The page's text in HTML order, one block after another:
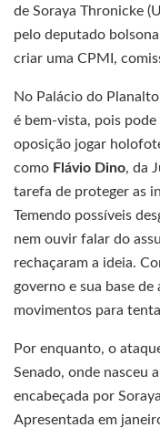
de Soraya Thronicke
pelo deputado
criar uma CPMI,
No Palácio do
é bem-vista, pois
oposição jogar
como Flávio Dino, da
tarefa de proteger as
Temendo possíveis
nem ouvir falar do
rechaçaram a ideia.
governo e sua base
movimentos para
Por enquanto, o
Senado, onde nasceu
encabeçada por
Apresentada em